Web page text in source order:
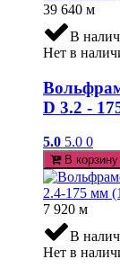
39 640 м
В
Нет в
D 3.2 -
5.0 5.0 0
В корзину
7 920 м
В
Нет в